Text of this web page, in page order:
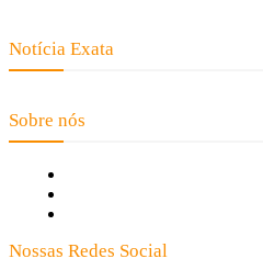
Notícia Exata
Sobre nós
Nossas Redes Social